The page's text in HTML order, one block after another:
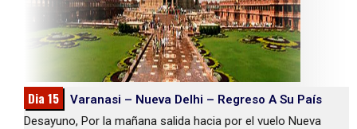
Dia 15
Varanasi – Nueva Delhi – Regreso A Su País
Desayuno, Por la mañana salida hacia por el vuelo Nueva